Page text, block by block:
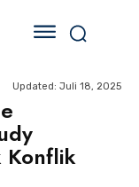
Updated: Juli 18, 2025
Konflik